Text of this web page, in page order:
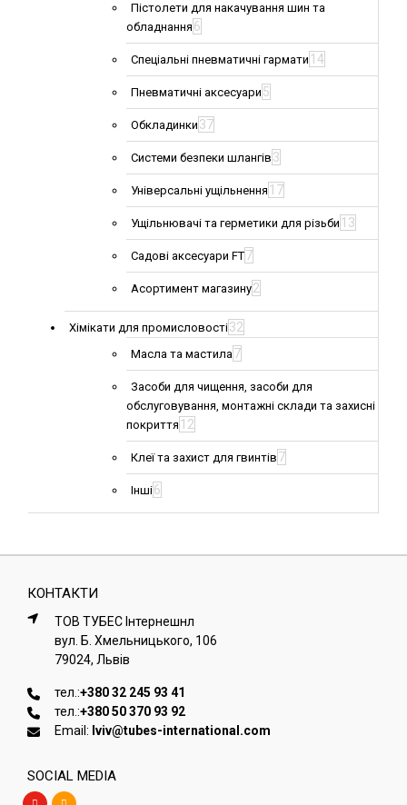
Пістолети для накачування шин та
обладнання 6
Спеціальні пневматичні гармати 14
Пневматичні аксесуари 5
Обкладинки 37
Системи безпеки шлангів 3
Універсальні ущільнення 17
Ущільнювачі та герметики для різьби 13
Садові аксесуари FT7
Асортимент магазину2
Хімікати для промисловості32
Масла та мастила7
Засоби для чищення, засоби для
обслуговування, монтажні склади та захисні
покриття 12
Клеї та захист для гвинтів 7
Інші6
КОНТАКТИ
ТОВ ТУБЕС Iнтернешнл
вул. Б. Хмельницького, 106
79024, Львiв
тел.:+380 32 245 93 41
тел.:+380 50 370 93 92
Email: lviv@tubes-international.com
SOCIAL MEDIA